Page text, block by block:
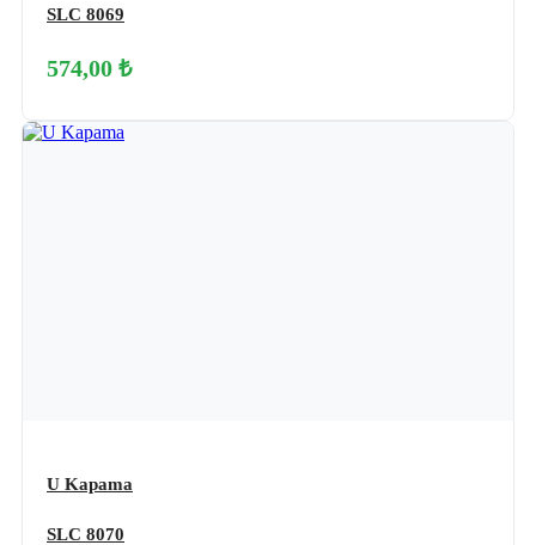
SLC 8069
574,00 ₺
U Kapama
SLC 8070